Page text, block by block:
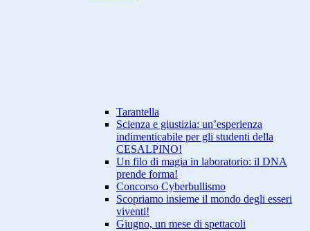
Tarantella
Scienza e giustizia: un’esperienza
indimenticabile per gli studenti della
CESALPINO!
Un filo di magia in laboratorio: il DNA
prende forma!
Concorso Cyberbullismo
Scopriamo insieme il mondo degli esseri
viventi!
Giugno, un mese di spettacoli